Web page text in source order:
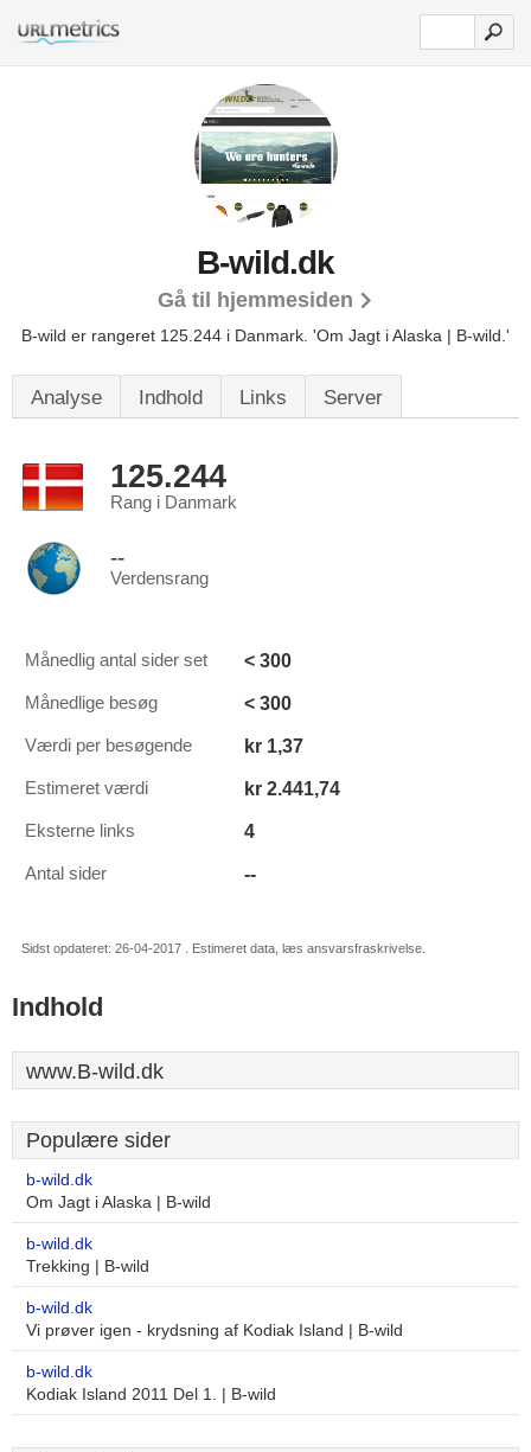
B-wild.dk
Gå til hjemmesiden
B-wild er rangeret 125.244 i Danmark. 'Om Jagt i Alaska | B-wild.'
Analyse Indhold Links Server
125.244
Rang i Danmark
--
Verdensrang
Månedlig antal sider set < 300
Månedlige besøg < 300
Værdi per besøgende kr 1,37
Estimeret værdi kr 2.441,74
Eksterne links 4
Antal sider --
Sidst opdateret: 26-04-2017 . Estimeret data, læs ansvarsfraskrivelse.
Indhold
www.B-wild.dk
Populære sider
b-wild.dk
Om Jagt i Alaska | B-wild
b-wild.dk
Trekking | B-wild
b-wild.dk
Vi prøver igen - krydsning af Kodiak Island | B-wild
b-wild.dk
Kodiak Island 2011 Del 1. | B-wild